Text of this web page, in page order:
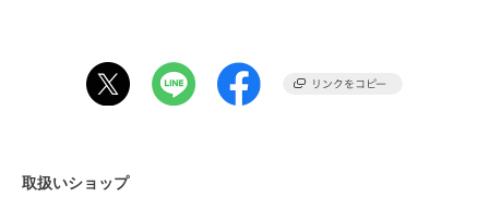
袖口ゴムでブラウジングの調整が可能です。
・ポケット
取扱いショップ